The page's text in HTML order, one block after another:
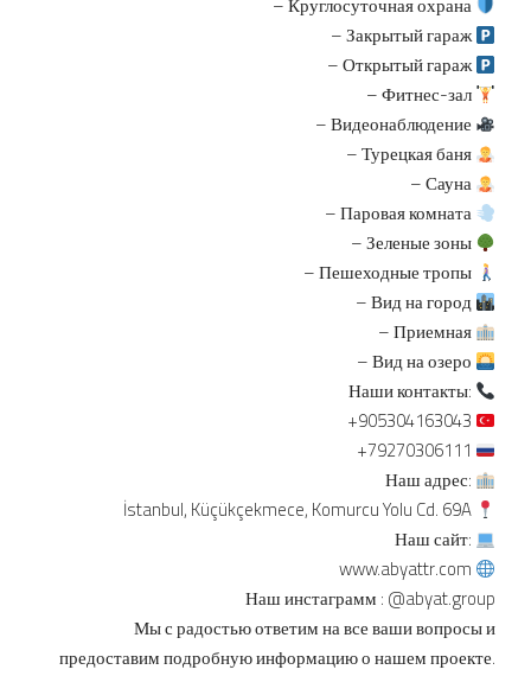
– Закрытый гараж
– Открытый гараж
– Фитнес-зал
– Видеонаблюдение
– Турецкая баня
– Сауна
– Паровая комната
– Зеленые зоны
– Пешеходные тропы
– Вид на город
– Приемная
– Вид на озеро
Наши контакты:
+905304163043
+79270306111
Наш адрес:
İstanbul, Küçükçekmece, Komurcu Yolu Cd. 69A
Наш сайт:
www.abyattr.com
Наш инстаграмм : @abyat.group
Мы с радостью ответим на все ваши вопросы и
предоставим подробную информацию о нашем проекте.